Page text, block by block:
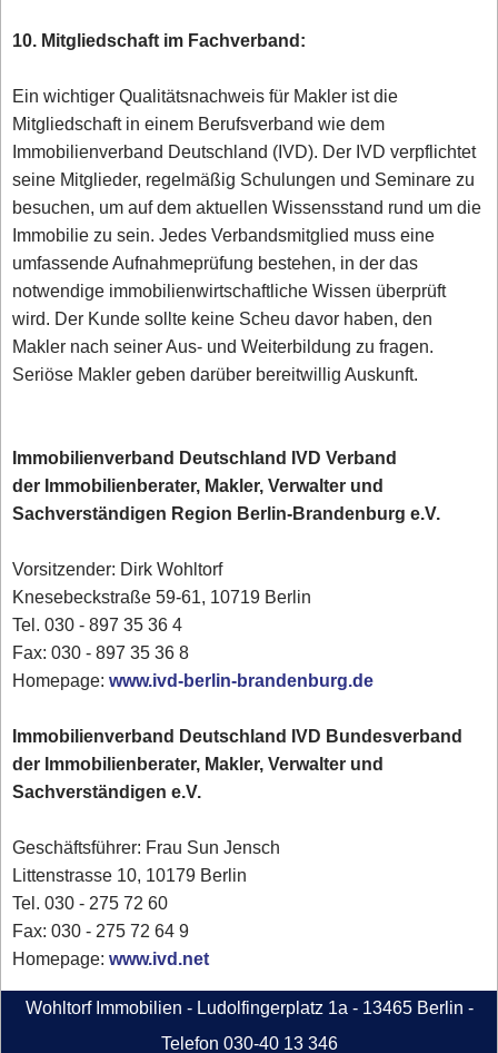
10. Mitgliedschaft im Fachverband:
Ein wichtiger Qualitätsnachweis für Makler ist die
Mitgliedschaft in einem Berufsverband wie dem
Immobilienverband Deutschland (IVD). Der IVD verpflichtet
seine Mitglieder, regelmäßig Schulungen und Seminare zu
besuchen, um auf dem aktuellen Wissensstand rund um die
Immobilie zu sein. Jedes Verbandsmitglied muss eine
umfassende Aufnahmeprüfung bestehen, in der das
notwendige immobilienwirtschaftliche Wissen überprüft
wird. Der Kunde sollte keine Scheu davor haben, den
Makler nach seiner Aus- und Weiterbildung zu fragen.
Seriöse Makler geben darüber bereitwillig Auskunft.
Immobilienverband Deutschland IVD Verband
der Immobilienberater, Makler, Verwalter und
Sachverständigen Region Berlin-Brandenburg e.V.
Vorsitzender: Dirk Wohltorf
Knesebeckstraße 59-61, 10719 Berlin
Tel. 030 - 897 35 36 4
Fax: 030 - 897 35 36 8
Homepage:www.ivd-berlin-brandenburg.de
Immobilienverband Deutschland IVD Bundesverband
der Immobilienberater, Makler, Verwalter und
Sachverständigen e.V.
Geschäftsführer: Frau Sun Jensch
Littenstrasse 10, 10179 Berlin
Tel. 030 - 275 72 60
Fax: 030 - 275 72 64 9
Homepage:www.ivd.net
Wohltorf Immobilien - Ludolfingerplatz 1a - 13465 Berlin -
Telefon 030-40 13 346